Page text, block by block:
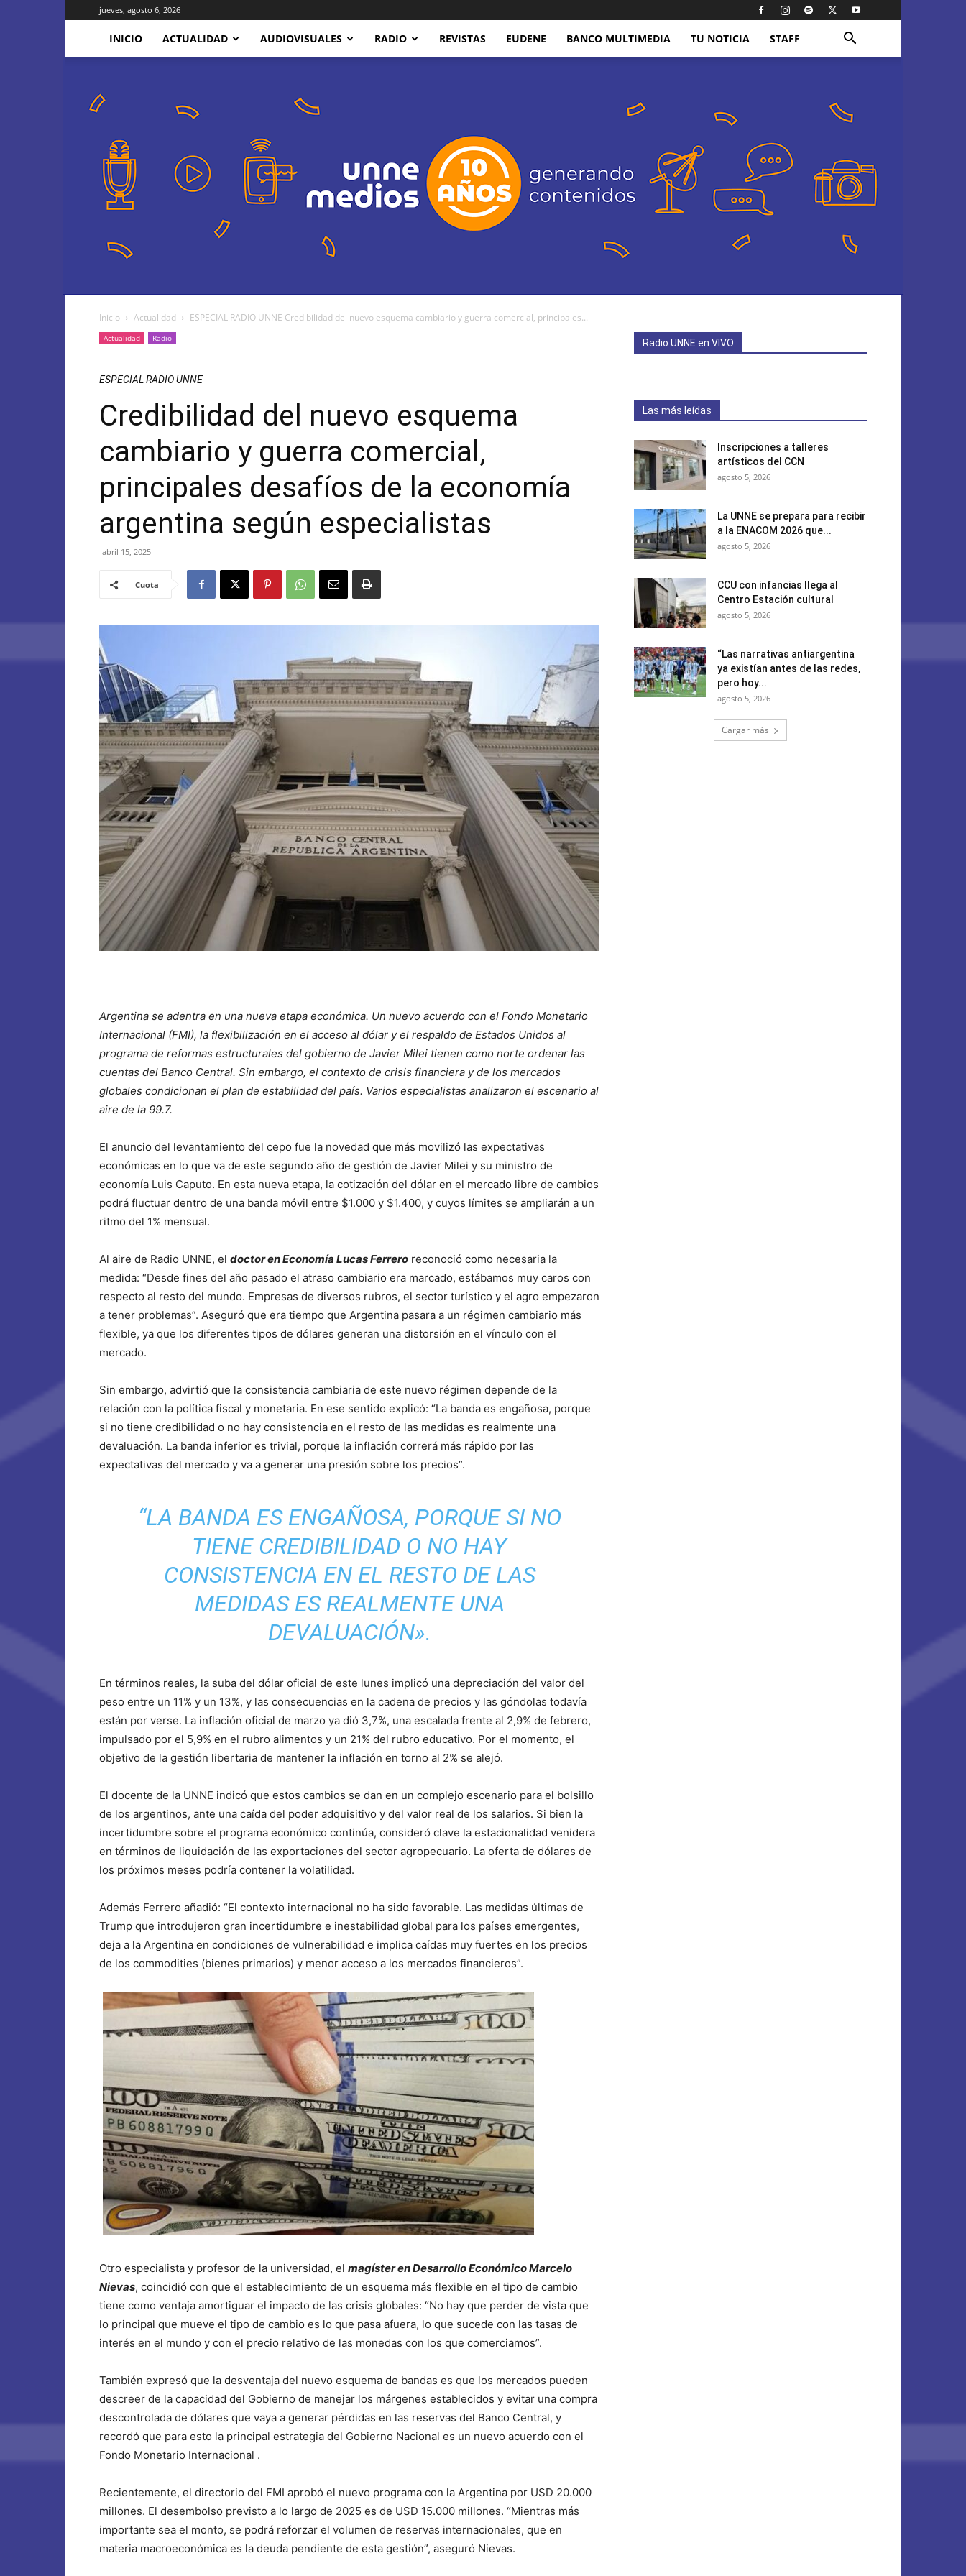
jueves, agosto 6, 2026
INICIO ACTUALIDAD AUDIOVISUALES RADIO REVISTAS EUDENE BANCO MULTIMEDIA TU NOTICIA STAFF
Unne
Inicio Actualidad ESPECIAL RADIO UNNE Credibilidad del nuevo esquema cambiario y guerra comercial, principales...
Actualidad Radio
ESPECIAL RADIO UNNE
Credibilidad del nuevo esquema
cambiario y guerra comercial,
principales desafíos de la economía
argentina según especialistas
abril 15, 2025
Cuota
Argentina se adentra en una nueva etapa económica. Un nuevo acuerdo con el Fondo Monetario
Internacional (FMI), la flexibilización en el acceso al dólar y el respaldo de Estados Unidos al
programa de reformas estructurales del gobierno de Javier Milei tienen como norte ordenar las
cuentas del Banco Central. Sin embargo, el contexto de crisis financiera y de los mercados
globales condicionan el plan de estabilidad del país. Varios especialistas analizaron el escenario al
aire de la 99.7.
El anuncio del levantamiento del cepo fue la novedad que más movilizó las expectativas
económicas en lo que va de este segundo año de gestión de Javier Milei y su ministro de
economía Luis Caputo. En esta nueva etapa, la cotización del dólar en el mercado libre de cambios
podrá fluctuar dentro de una banda móvil entre $1.000 y $1.400, y cuyos límites se ampliarán a un
ritmo del 1% mensual.
Al aire de Radio UNNE, el doctor en Economía Lucas Ferrero reconoció como necesaria la
medida: “Desde fines del año pasado el atraso cambiario era marcado, estábamos muy caros con
respecto al resto del mundo. Empresas de diversos rubros, el sector turístico y el agro empezaron
a tener problemas”. Aseguró que era tiempo que Argentina pasara a un régimen cambiario más
flexible, ya que los diferentes tipos de dólares generan una distorsión en el vínculo con el
mercado.
Sin embargo, advirtió que la consistencia cambiaria de este nuevo régimen depende de la
relación con la política fiscal y monetaria. En ese sentido explicó: “La banda es engañosa, porque
si no tiene credibilidad o no hay consistencia en el resto de las medidas es realmente una
devaluación. La banda inferior es trivial, porque la inflación correrá más rápido por las
expectativas del mercado y va a generar una presión sobre los precios”.
“LA BANDA ES ENGAÑOSA, PORQUE SI NO
TIENE CREDIBILIDAD O NO HAY
CONSISTENCIA EN EL RESTO DE LAS
MEDIDAS ES REALMENTE UNA
DEVALUACIÓN».
En términos reales, la suba del dólar oficial de este lunes implicó una depreciación del valor del
peso entre un 11% y un 13%, y las consecuencias en la cadena de precios y las góndolas todavía
están por verse. La inflación oficial de marzo ya dió 3,7%, una escalada frente al 2,9% de febrero,
impulsado por el 5,9% en el rubro alimentos y un 21% del rubro educativo. Por el momento, el
objetivo de la gestión libertaria de mantener la inflación en torno al 2% se alejó.
El docente de la UNNE indicó que estos cambios se dan en un complejo escenario para el bolsillo
de los argentinos, ante una caída del poder adquisitivo y del valor real de los salarios. Si bien la
incertidumbre sobre el programa económico continúa, consideró clave la estacionalidad venidera
en términos de liquidación de las exportaciones del sector agropecuario. La oferta de dólares de
los próximos meses podría contener la volatilidad.
Además Ferrero añadió: “El contexto internacional no ha sido favorable. Las medidas últimas de
Trump que introdujeron gran incertidumbre e inestabilidad global para los países emergentes,
deja a la Argentina en condiciones de vulnerabilidad e implica caídas muy fuertes en los precios
de los commodities (bienes primarios) y menor acceso a los mercados financieros”.
Otro especialista y profesor de la universidad, el magíster en Desarrollo Económico Marcelo
Nievas, coincidió con que el establecimiento de un esquema más flexible en el tipo de cambio
tiene como ventaja amortiguar el impacto de las crisis globales: “No hay que perder de vista que
lo principal que mueve el tipo de cambio es lo que pasa afuera, lo que sucede con las tasas de
interés en el mundo y con el precio relativo de las monedas con los que comerciamos”.
También expresó que la desventaja del nuevo esquema de bandas es que los mercados pueden
descreer de la capacidad del Gobierno de manejar los márgenes establecidos y evitar una compra
descontrolada de dólares que vaya a generar pérdidas en las reservas del Banco Central, y
recordó que para esto la principal estrategia del Gobierno Nacional es un nuevo acuerdo con el
Fondo Monetario Internacional .
Recientemente, el directorio del FMI aprobó el nuevo programa con la Argentina por USD 20.000
millones. El desembolso previsto a lo largo de 2025 es de USD 15.000 millones. “Mientras más
importante sea el monto, se podrá reforzar el volumen de reservas internacionales, que en
materia macroeconómica es la deuda pendiente de esta gestión”, aseguró Nievas.
Radio UNNE en VIVO
Las más leídas
Inscripciones a talleres
artísticos del CCN
agosto 5, 2026
La UNNE se prepara para recibir
a la ENACOM 2026 que...
agosto 5, 2026
CCU con infancias llega al
Centro Estación cultural
agosto 5, 2026
“Las narrativas antiargentina
ya existían antes de las redes,
pero hoy...
agosto 5, 2026
Cargar más